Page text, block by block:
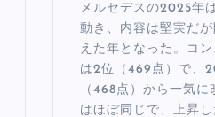
メルセデスの2025年
動き、内容は堅実だ
えた年となった。コ
は2位（469点）で、
（468点）から一気
はほぼ同じで、上昇